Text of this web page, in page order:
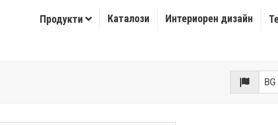
Продукти Каталози Интериорен дизайн